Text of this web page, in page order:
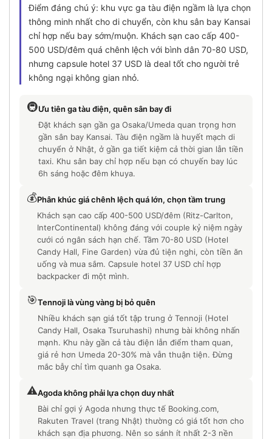
Điểm đáng chú ý: khu vực ga tàu điện ngầm là lựa chọn
thông minh nhất cho di chuyển, còn khu sân bay Kansai
chỉ hợp nếu bay sớm/muộn. Khách sạn cao cấp 400-
500 USD/đêm quá chênh lệch với bình dân 70-80 USD,
nhưng capsule hotel 37 USD là deal tốt cho người trẻ
không ngại không gian nhỏ.
🚇Ưu tiên ga tàu điện, quên sân bay đi
Đặt khách sạn gần ga Osaka/Umeda quan trọng hơn
gần sân bay Kansai. Tàu điện ngầm là huyết mạch di
chuyển ở Nhật, ở gần ga tiết kiệm cả thời gian lẫn tiền
taxi. Khu sân bay chỉ hợp nếu bạn có chuyến bay lúc
6h sáng hoặc đêm khuya.
💰Phân khúc giá chênh lệch quá lớn, chọn tầm trung
Khách sạn cao cấp 400-500 USD/đêm (Ritz-Carlton,
InterContinental) không đáng với couple kỷ niệm ngày
cưới có ngân sách hạn chế. Tầm 70-80 USD (Hotel
Candy Hall, Fine Garden) vừa đủ tiện nghi, còn tiền ăn
uống và mua sắm. Capsule hotel 37 USD chỉ hợp
backpacker đi một mình.
🎯Tennoji là vùng vàng bị bỏ quên
Nhiều khách sạn giá tốt tập trung ở Tennoji (Hotel
Candy Hall, Osaka Tsuruhashi) nhưng bài không nhấn
mạnh. Khu này gần cả tàu điện lẫn điểm tham quan,
giá rẻ hơn Umeda 20-30% mà vẫn thuận tiện. Đừng
mắc bẫy chỉ tìm quanh ga Osaka.
⚠️Agoda không phải lựa chọn duy nhất
Bài chỉ gợi ý Agoda nhưng thực tế Booking.com,
Rakuten Travel (trang Nhật) thường có giá tốt hơn cho
khách sạn địa phương. Nên so sánh ít nhất 2-3 nền